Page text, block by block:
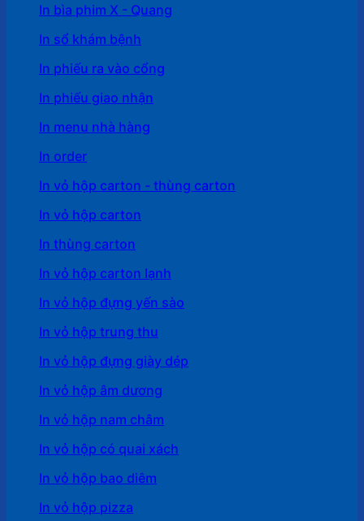
In bìa phim X - Quang
In sổ khám bệnh
In phiếu ra vào cổng
In phiếu giao nhận
In menu nhà hàng
In order
In vỏ hộp carton - thùng carton
In vỏ hộp carton
In thùng carton
In vỏ hộp carton lạnh
In vỏ hộp đựng yến sào
In vỏ hộp trung thu
In vỏ hộp đựng giày dép
In vỏ hộp âm dương
In vỏ hộp nam châm
In vỏ hộp có quai xách
In vỏ hộp bao diêm
In vỏ hộp pizza